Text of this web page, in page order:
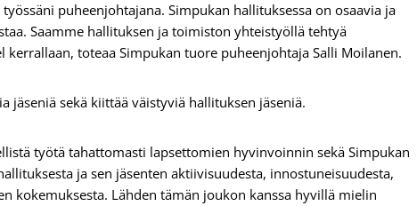
puheenjohtajana. Simpukan hallituksessa on osaavia ja
Saamme hallituksen ja toimiston yhteistyöllä tehtyä
toteaa Simpukan tuore puheenjohtaja Salli Moilanen.
sekä kiittää väistyviä hallituksen jäseniä.
työtä tahattomasti lapsettomien hyvinvoinnin sekä Simpukan
ja sen jäsenten aktiivisuudesta, innostuneisuudesta,
kokemuksesta. Lähden tämän joukon kanssa hyvillä mielin